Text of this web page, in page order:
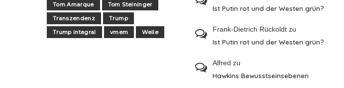
Tom Amarque
Tom Steininger
Transzendenz
Trump
Trump integral
vmem Welle
Ist Putin rot und der Westen grün?
Frank-Dietrich Rückoldt zu
Ist Putin rot und der Westen grün?
Alfred zu
Hawkins Bewusstseinsebenen